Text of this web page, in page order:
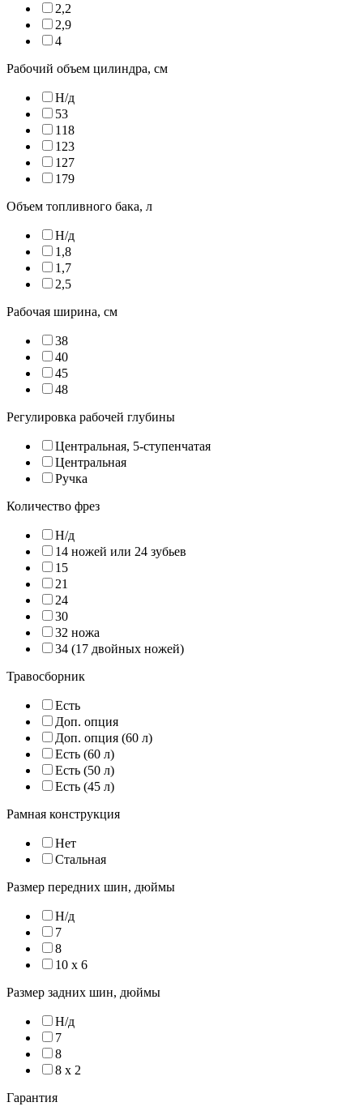
2,2
2,9
4
Рабочий объем цилиндра, см
Н/д
53
118
123
127
179
Объем топливного бака, л
Н/д
1,8
1,7
2,5
Рабочая ширина, см
38
40
45
48
Регулировка рабочей глубины
Центральная, 5-ступенчатая
Центральная
Ручка
Количество фрез
Н/д
14 ножей или 24 зубьев
15
21
24
30
32 ножа
34 (17 двойных ножей)
Травосборник
Есть
Доп. опция
Доп. опция (60 л)
Есть (60 л)
Есть (50 л)
Есть (45 л)
Рамная конструкция
Нет
Стальная
Размер передних шин, дюймы
Н/д
7
8
10 х 6
Размер задних шин, дюймы
Н/д
7
8
8 х 2
Гарантия